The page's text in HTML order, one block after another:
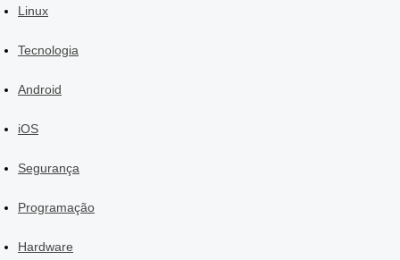
Linux
Tecnologia
Android
iOS
Segurança
Programação
Hardware